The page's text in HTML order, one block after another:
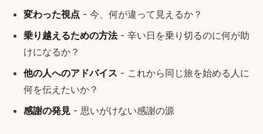
変わった視点 - 今、何が違って見えるか？
乗り越えるための方法- 辛い日を乗り切るのに何が助
けになるか？
他の人へのアドバイス - これから同じ旅を始める人に
何を伝えたいか？
感謝の発見 - 思いがけない感謝の源